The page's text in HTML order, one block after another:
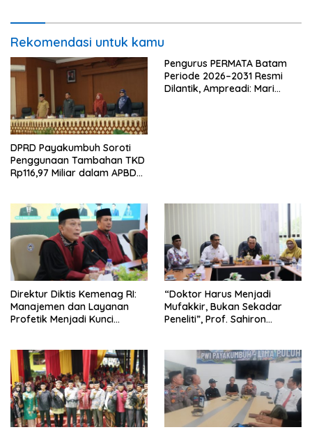
Rekomendasi untuk kamu
DPRD Payakumbuh Soroti
Penggunaan Tambahan TKD
Rp116,97 Miliar dalam APBD
Pengurus PERMATA Batam
Periode 2026–2031 Resmi
Dilantik, Ampreadi: Mari
Direktur Diktis Kemenag RI:
Manajemen dan Layanan
Profetik Menjadi Kunci
Kampus Bereputasi Global
“Doktor Harus Menjadi
Mufakkir, Bukan Sekadar
Peneliti”, Prof. Sahiron